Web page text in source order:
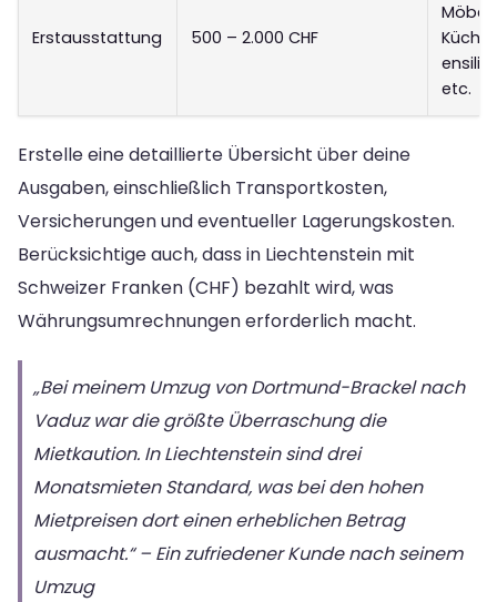
Erstausstattung 500 – 2.000 CHF
Möbel,
etc.
Erstelle eine detaillierte Übersicht über deine
Ausgaben, einschließlich Transportkosten,
Versicherungen und eventueller Lagerungskosten.
Berücksichtige auch, dass in Liechtenstein mit
Schweizer Franken (CHF) bezahlt wird, was
Währungsumrechnungen erforderlich macht.
„Bei meinem Umzug von Dortmund-Brackel nach
Vaduz war die größte Überraschung die
Mietkaution. In Liechtenstein sind drei
Monatsmieten Standard, was bei den hohen
Mietpreisen dort einen erheblichen Betrag
ausmacht.“ – Ein zufriedener Kunde nach seinem
Umzug